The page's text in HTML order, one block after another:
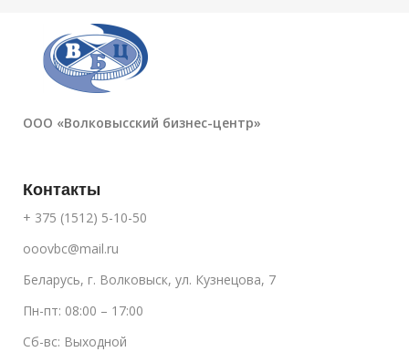
ООО «Волковысский бизнес-центр»
Контакты
+ 375 (1512) 5-10-50
ooovbc@mail.ru
Беларусь, г. Волковыск, ул. Кузнецова, 7
Пн-пт: 08:00 – 17:00
Сб-вс: Выходной